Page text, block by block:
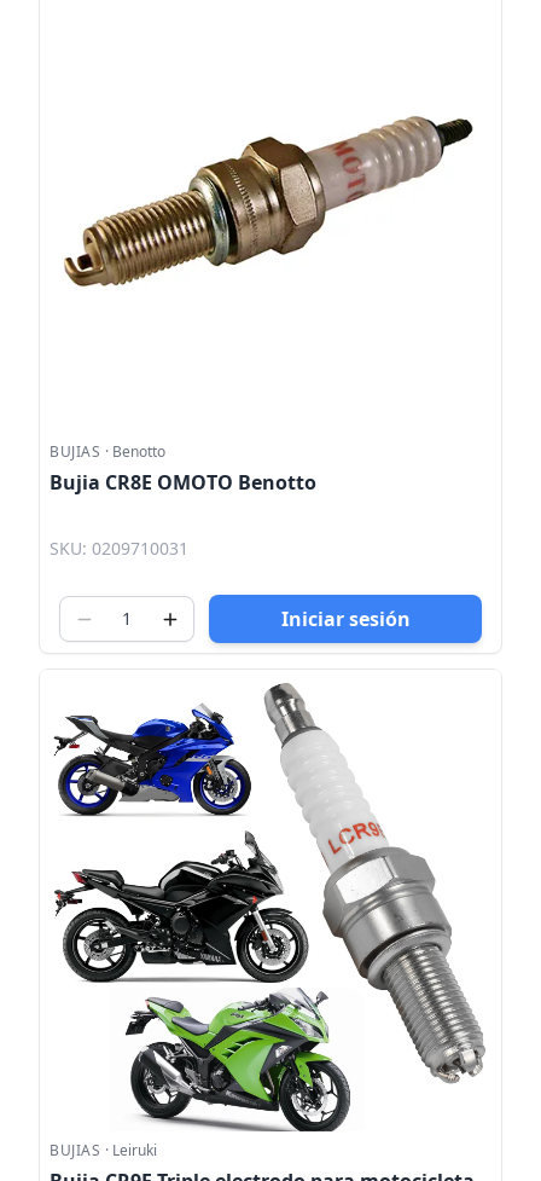
BUJIAS · Benotto
Bujia CR8E OMOTO Benotto
SKU: 0209710031
Iniciar sesión
BUJIAS · Leiruki